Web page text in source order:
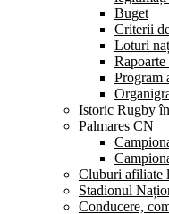
Buget
Criterii
Loturi
Program
Istoric Rugby
Palmares CN
Cluburi afiliate
Stadionul
Conducere,